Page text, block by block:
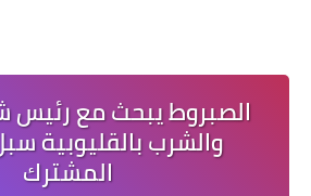
الصبروط يبحث مع رئيس
والشرب بالقليوبية
المشترك